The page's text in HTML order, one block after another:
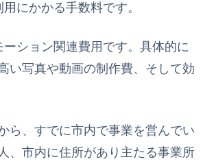
にかかる手数料です。
ション関連費用です。具体的に
い写真や動画の制作費、そして効
ら、すでに市内で事業を営んでい
、市内に住所があり主たる事業所